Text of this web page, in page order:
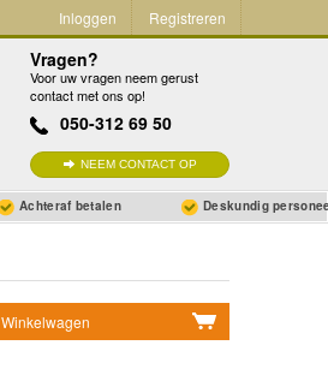
Inloggen Registreren
Vragen?
Voor uw vragen neem gerust
contact met ons op!
050-312 69 50
NEEM CONTACT OP
Achteraf betalen Deskundig
Winkelwagen